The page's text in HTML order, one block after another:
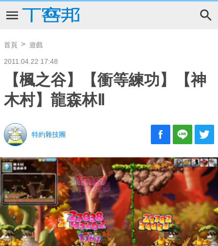
首頁 遊戲
2011.04.22 17:48
【楓之谷】【衝等練功】【神
木村】龍森林Ⅱ
特約雜技團